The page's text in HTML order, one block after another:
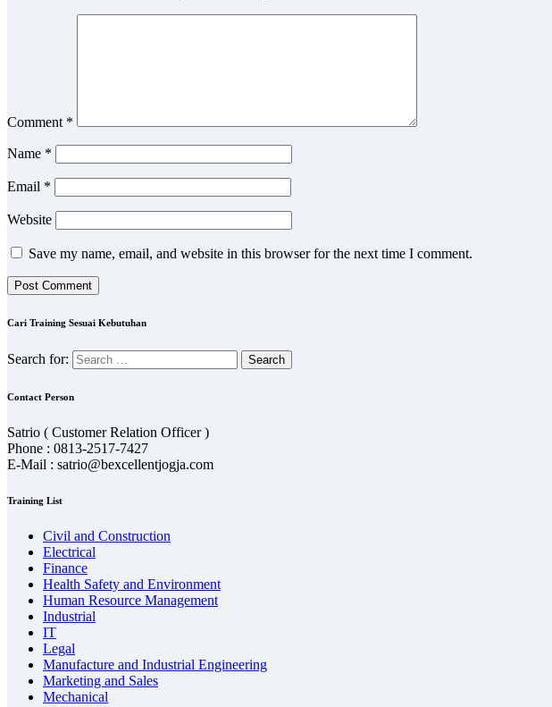
Comment *
Name *
Email *
Website
Save my name, email, and website in this browser for the next time I comment.
Cari Training Sesuai Kebutuhan
Search for:
Contact Person
Satrio ( Customer Relation Officer )
Phone : 0813-2517-7427
E-Mail : satrio@bexcellentjogja.com
Training List
Civil and Construction
Electrical
Finance
Health Safety and Environment
Human Resource Management
Industrial
IT
Legal
Manufacture and Industrial Engineering
Marketing and Sales
Mechanical